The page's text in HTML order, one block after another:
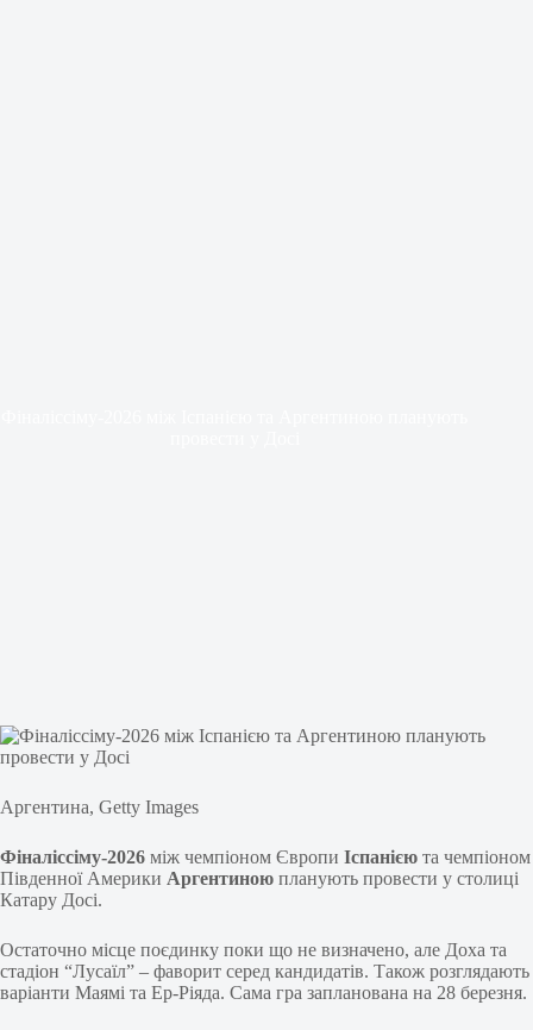
Аргентина, Getty Images
Фіналіссіму-2026 між чемпіоном Європи Іспанією та чемпіоном
Південної Америки Аргентиною планують провести у столиці
Катару Досі.
Остаточно місце поєдинку поки що не визначено, але Доха та
стадіон “Лусаїл” – фаворит серед кандидатів. Також розглядають
варіанти Маямі та Ер-Ріяда. Сама гра запланована на 28 березня.